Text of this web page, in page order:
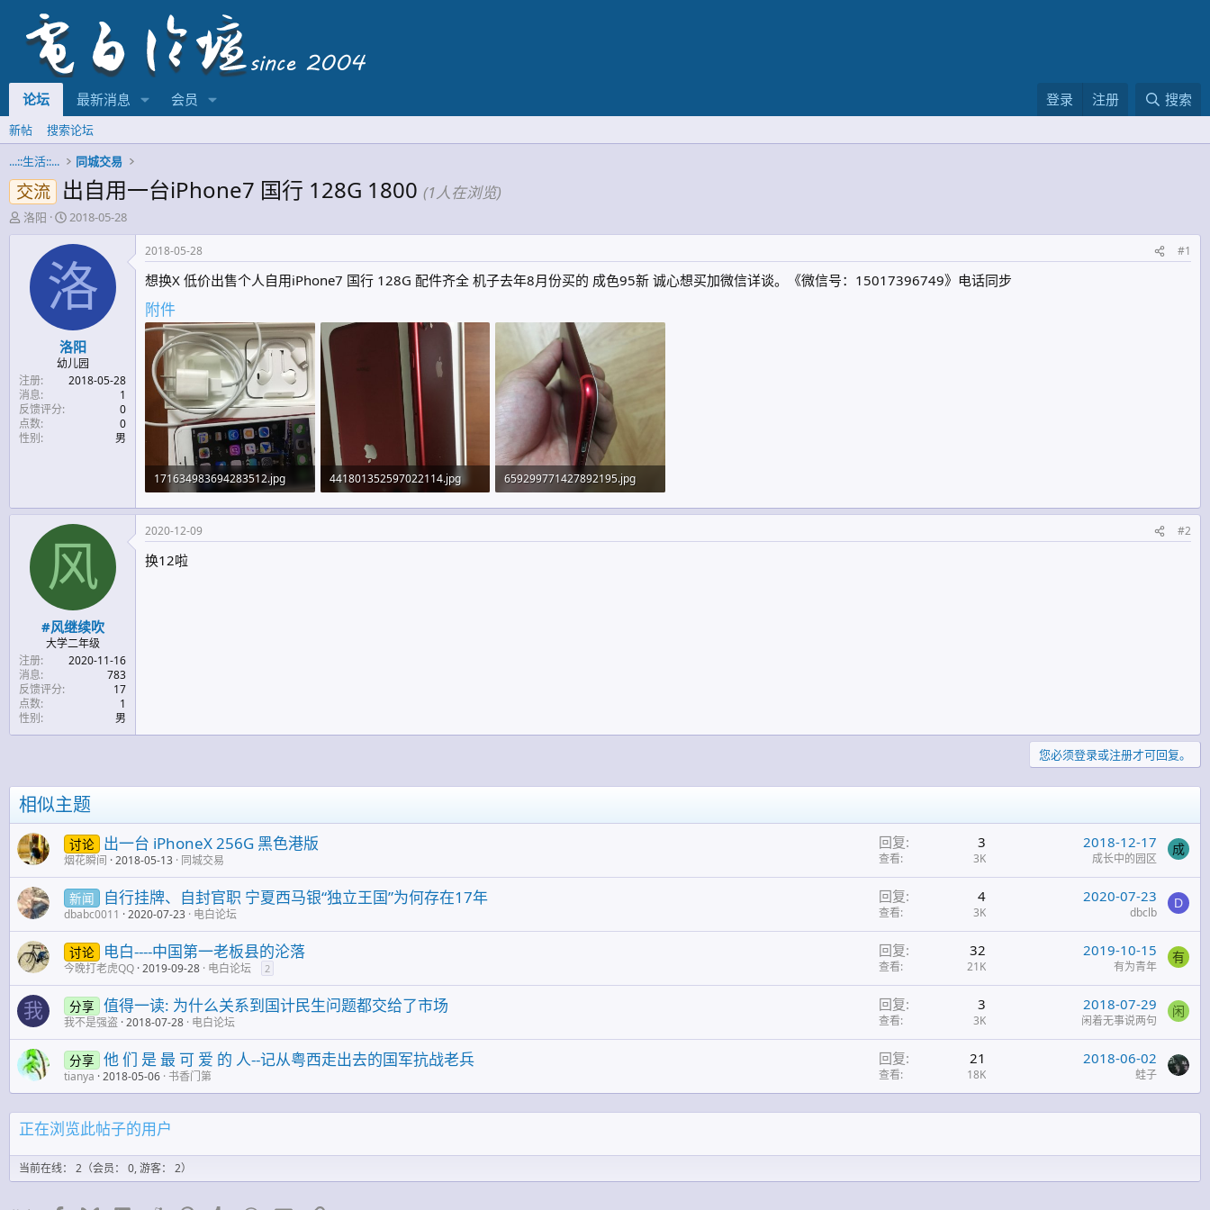
论坛 最新消息 会员 登录 注册 搜索
新帖
搜索论坛
...::生活::...
同城交易
交流 出自用一台iPhone7 国行 128G 1800 (1人在浏览)
主
题
起
人
洛阳
开
始
时
间
2018-05-28
洛
洛阳
幼儿园
注册
2018-05-28
消息
1
反馈评分
0
点数
0
性别
男
2018-05-28 #1
想换X 低价出售个人自用iPhone7 国行 128G 配件齐全 机子去年8月份买的 成色95新 诚心想买加微信详谈。《微信号：15017396749》电话同步
附件
171634983694283512.jpg
148.7 KB · 查看: 1,026
441801352597022114.jpg
95.8 KB · 查看: 947
659299771427892195.jpg
93.4 KB · 查看: 1,010
风
#风继续吹
大学二年级
注册
2020-11-16
消息
783
反馈评分
17
点数
1
性别
男
2020-12-09 #2
换12啦
您必须登录或注册才可回复。
相似主题
讨论 出一台 iPhoneX 256G 黑色港版
烟花瞬间 2018-05-13 同城交易
回复 3
查看 3K
2018-12-17
成长中的园区
成
新闻 自行挂牌、自封官职 宁夏西马银“独立王国”为何存在17年
dbabc0011 2020-07-23 电白论坛
回复 4
查看 3K
2020-07-23
dbclb
D
讨论 电白----中国第一老板县的沦落
今晚打老虎QQ 2019-09-28 电白论坛 2
回复 32
查看 21K
2019-10-15
有为青年
有
我 分享 值得一读: 为什么关系到国计民生问题都交给了市场
我不是强盗 2018-07-28 电白论坛
回复 3
查看 3K
2018-07-29
闲着无事说两句
闲
分享 他 们 是 最 可 爱 的 人--记从粤西走出去的国军抗战老兵
tianya 2018-05-06 书香门第
回复 21
查看 18K
2018-06-02
蛙子
正在浏览此帖子的用户
当前在线： 2（会员： 0, 游客： 2）